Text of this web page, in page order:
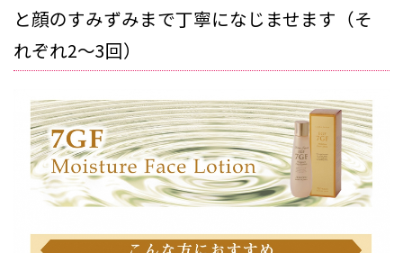
と顔のすみずみまで丁寧になじませます（そ
れぞれ2～3回）